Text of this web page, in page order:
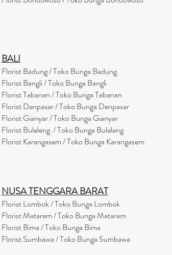
BALI
Florist Badung / Toko Bunga Badung
Florist Bangli / Toko Bunga Bangli
FloristTabanan/ Toko Bunga Tabanan
Florist Denpasar / Toko Bunga Denpasar
Florist Gianyar / Toko Bunga Gianyar
Florist Buleleng / Toko Bunga Buleleng
Florist Karangasem / Toko Bunga Karangasem
NUSA TENGGARA BARAT
Florist Lombok / Toko Bunga Lombok
FloristMataram/ Toko Bunga Mataram
Florist Bima / Toko Bunga Bima
Florist Sumbawa / Toko Bunga Sumbawa